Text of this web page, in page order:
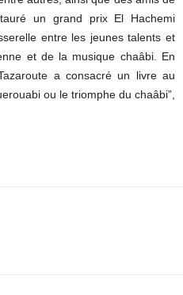
un grand prix El Hachemi
entre les jeunes talents et
et de la musique chaâbi. En
a consacré un livre au
ou le triomphe du chaâbi”,